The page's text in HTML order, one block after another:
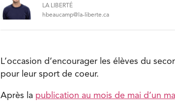
LA LIBERTÉ
hbeaucamp@la-liberte.ca
L’occasion d’encourager les élèves du
pour leur sport de coeur.
Après la publication au mois de mai d’un